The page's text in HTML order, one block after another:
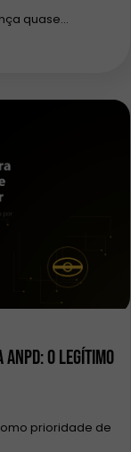
quase…
o legítimo
prioridade de